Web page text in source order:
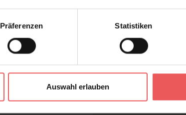
Präferenzen Statistiken
Auswahl erlauben
Kleber:
Kollektion: